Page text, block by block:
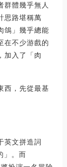
群體幾乎無人
思路堪稱萬
鴿」幾乎總能
在不少游戲的
加入了「肉
西，先從最基
英文拼造詞
」。而